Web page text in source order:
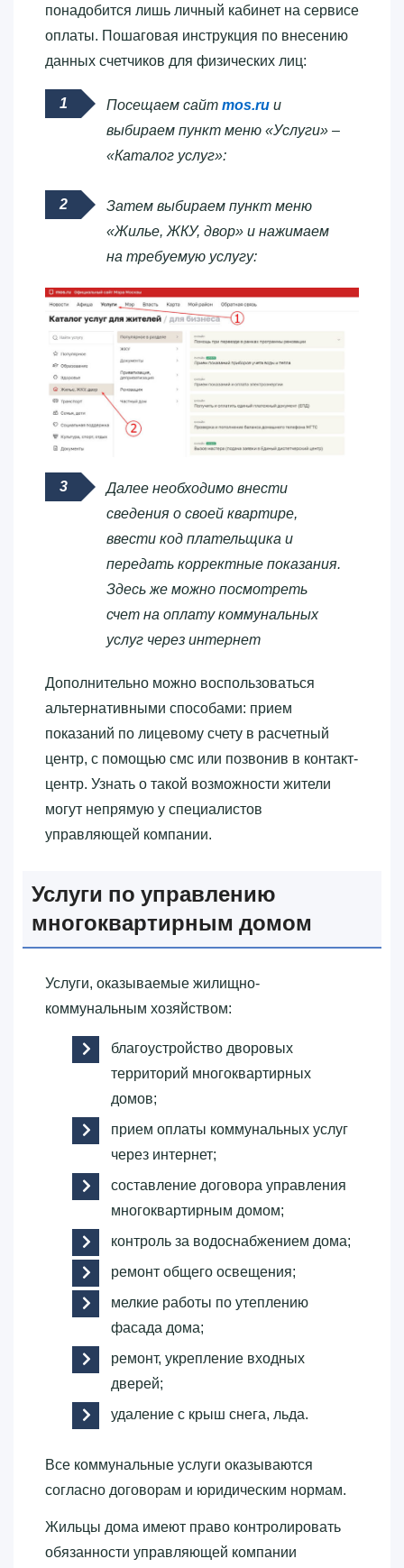
понадобится лишь личный кабинет на сервисе
оплаты. Пошаговая инструкция по внесению
данных счетчиков для физических лиц:
Посещаем сайт mos.ru и
выбираем пункт меню «Услуги» –
«Каталог услуг»:
Затем выбираем пункт меню
«Жилье, ЖКУ, двор» и нажимаем
на требуемую услугу:
Далее необходимо внести
сведения о своей квартире,
ввести код плательщика и
передать корректные показания.
Здесь же можно посмотреть
счет на оплату коммунальных
услуг через интернет
Дополнительно можно воспользоваться
альтернативными способами: прием
показаний по лицевому счету в расчетный
центр, с помощью смс или позвонив в контакт-
центр. Узнать о такой возможности жители
могут непрямую у специалистов
управляющей компании.
Услуги по управлению
многоквартирным домом
Услуги, оказываемые жилищно-
коммунальным хозяйством:
благоустройство дворовых
территорий многоквартирных
домов;
прием оплаты коммунальных услуг
через интернет;
составление договора управления
многоквартирным домом;
контроль за водоснабжением дома;
ремонт общего освещения;
мелкие работы по утеплению
фасада дома;
ремонт, укрепление входных
дверей;
удаление с крыш снега, льда.
Все коммунальные услуги оказываются
согласно договорам и юридическим нормам.
Жильцы дома имеют право контролировать
обязанности управляющей компании